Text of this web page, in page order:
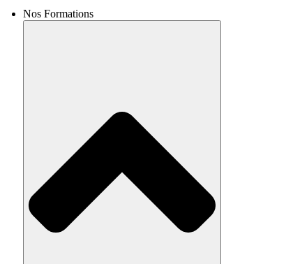
Nos Formations